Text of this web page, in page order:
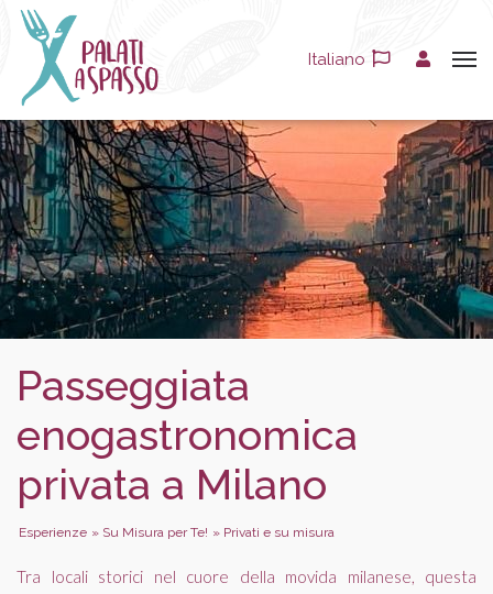
Italiano
Passeggiata
enogastronomica
privata a Milano
Esperienze » Su Misura per Te! » Privati e su misura
Tra locali storici nel cuore della movida milanese, questa